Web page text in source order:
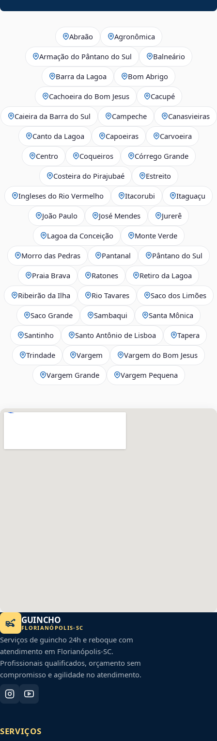
Abraão Agronômica
Armação do Pântano do Sul Balneário
Barra da Lagoa Bom Abrigo
Cachoeira do Bom Jesus Cacupé
Caieira da Barra do Sul Campeche Canasvieiras
Canto da Lagoa Capoeiras Carvoeira
Centro Coqueiros Córrego Grande
Costeira do Pirajubaé Estreito
Ingleses do Rio Vermelho Itacorubi Itaguaçu
João Paulo José Mendes Jurerê
Lagoa da Conceição Monte Verde
Morro das Pedras Pantanal Pântano do Sul
Praia Brava Ratones Retiro da Lagoa
Ribeirão da Ilha Rio Tavares Saco dos Limões
Saco Grande Sambaqui Santa Mônica
Santinho Santo Antônio de Lisboa Tapera
Trindade Vargem Vargem do Bom Jesus
Vargem Grande Vargem Pequena
GUINCHO
FLORIANÓPOLIS-SC
Serviços de guincho 24h e reboque com
atendimento em Florianópolis-SC.
Profissionais qualificados, orçamento sem
compromisso e agilidade no atendimento.
SERVIÇOS